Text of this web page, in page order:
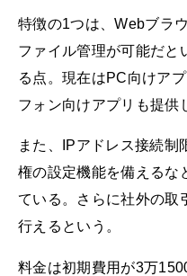
特徴の1つは、Webブラ
ファイル管理が可能だと
る点。現在はPC向けア
フォン向けアプリも提供
また、IPアドレス接続制
権の設定機能を備えるな
ている。さらに社外の取
行えるという。
料金は初期費用が3万